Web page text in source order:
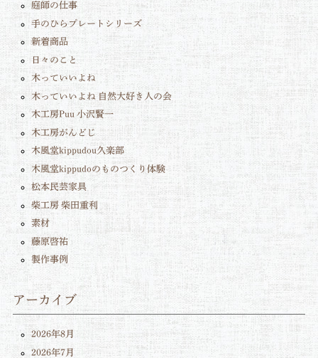
庭師の仕事
手のひらプレートシリーズ
新着商品
日々のこと
木っていいよね
木っていいよね 自然大好き人の会
木工房Puu 小沢賢一
木工房がんどじ
木風堂kippudou久楽部
木風堂kippudoのものつくり体験
松本民芸家具
柴工房 柴田重利
素材
藤原啓祐
製作事例
アーカイブ
2026年8月
2026年7月